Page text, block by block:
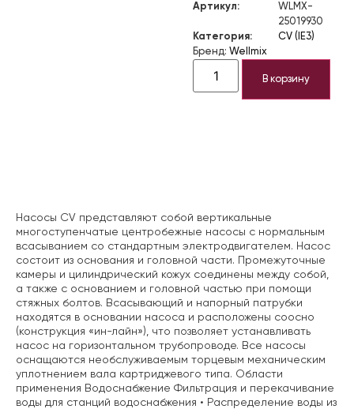
Артикул:
WLMX-
25019930
Категория:
CV (IE3)
Бренд: Wellmix
В корзину
Насосы CV представляют собой вертикальные
многоступенчатые центробежные насосы с нормальным
всасыванием со стандартным электродвигателем. Насос
состоит из основания и головной части. Промежуточные
камеры и цилиндрический кожух соединены между собой,
а также с основанием и головной частью при помощи
стяжных болтов. Всасывающий и напорный патрубки
находятся в основании насоса и расположены соосно
(конструкция «ин-лайн»), что позволяет устанавливать
насос на горизонтальном трубопроводе. Все насосы
оснащаются необслуживаемым торцевым механическим
уплотнением вала картриджевого типа. Области
применения Водоснабжение Фильтрация и перекачивание
воды для станций водоснабжения • Распределение воды из